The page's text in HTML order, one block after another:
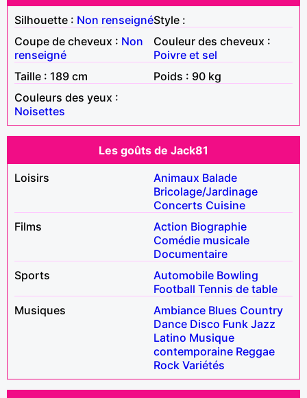
Silhouette : Non renseignéStyle :
Coupe de cheveux : Non
renseigné
Couleur des cheveux :
Poivre et sel
Taille : 189 cm
Poids : 90 kg
Couleurs des yeux :
Noisettes
Les goûts de Jack81
Loisirs
Animaux Balade
Bricolage/Jardinage
Concerts Cuisine
Films
Action Biographie
Comédie musicale
Documentaire
Sports
Automobile Bowling
Football Tennis de table
Musiques
Ambiance Blues Country
Dance Disco Funk Jazz
Latino Musique
contemporaine Reggae
Rock Variétés